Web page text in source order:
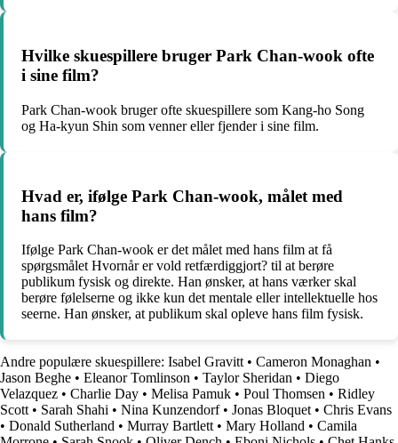
Hvilke skuespillere bruger Park Chan-wook ofte
i sine film?
Park Chan-wook bruger ofte skuespillere som Kang-ho Song
og Ha-kyun Shin som venner eller fjender i sine film.
Hvad er, ifølge Park Chan-wook, målet med
hans film?
Ifølge Park Chan-wook er det målet med hans film at få
spørgsmålet Hvornår er vold retfærdiggjort? til at berøre
publikum fysisk og direkte. Han ønsker, at hans værker skal
berøre følelserne og ikke kun det mentale eller intellektuelle hos
seerne. Han ønsker, at publikum skal opleve hans film fysisk.
Andre populære skuespillere: Isabel Gravitt • Cameron Monaghan •
Jason Beghe • Eleanor Tomlinson • Taylor Sheridan • Diego
Velazquez • Charlie Day • Melisa Pamuk • Poul Thomsen • Ridley
Scott • Sarah Shahi • Nina Kunzendorf• Jonas Bloquet • Chris Evans
• Donald Sutherland • Murray Bartlett • Mary Holland • Camila